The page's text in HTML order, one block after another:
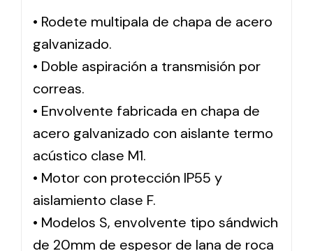
Solar lighting
Variety of solar solutions for all kinds of needs.
• Rodete multipala de chapa de acero
galvanizado.
• Doble aspiración a transmisión por
correas.
• Envolvente fabricada en chapa de
acero galvanizado con aislante termo
acústico clase M1.
• Motor con protección IP55 y
aislamiento clase F.
• Modelos S, envolvente tipo sándwich
de 20mm de espesor de lana de roca